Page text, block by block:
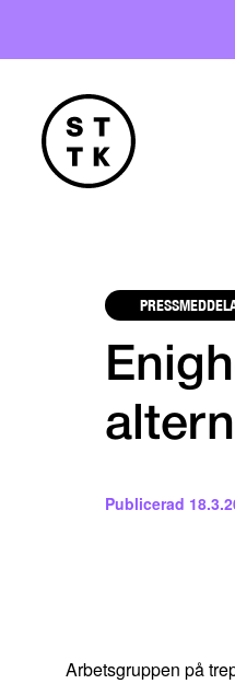
Publicerad
Arbetsgruppen på